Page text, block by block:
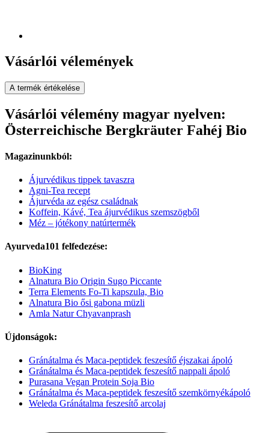
Vásárlói vélemények
A termék értékelése
Vásárlói vélemény magyar nyelven:
Österreichische Bergkräuter Fahéj Bio
Magazinunkból:
Ájurvédikus tippek tavaszra
Agni-Tea recept
Ájurvéda az egész családnak
Koffein, Kávé, Tea ájurvédikus szemszögből
Méz – jótékony natúrtermék
Ayurveda101 felfedezése:
BioKing
Alnatura Bio Origin Sugo Piccante
Terra Elements Fo-Ti kapszula, Bio
Alnatura Bio ősi gabona müzli
Amla Natur Chyavanprash
Újdonságok:
Gránátalma és Maca-peptidek feszesítő éjszakai ápoló
Gránátalma és Maca-peptidek feszesítő nappali ápoló
Purasana Vegan Protein Soja Bio
Gránátalma és Maca-peptidek feszesítő szemkörnyékápoló
Weleda Gránátalma feszesítő arcolaj